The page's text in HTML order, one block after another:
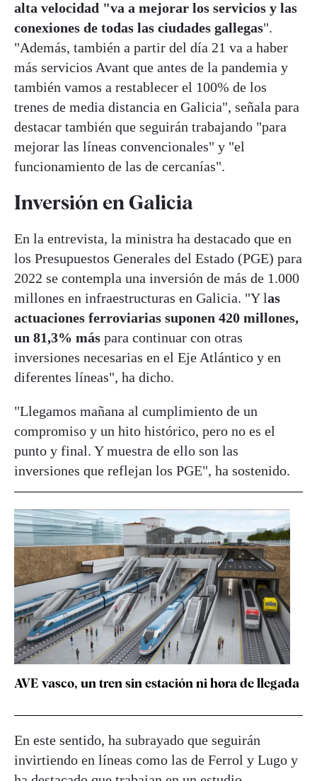
alta velocidad "va a mejorar los servicios y las
conexiones de todas las ciudades gallegas".
"Además, también a partir del día 21 va a haber
más servicios Avant que antes de la pandemia y
también vamos a restablecer el 100% de los
trenes de media distancia en Galicia", señala para
destacar también que seguirán trabajando "para
mejorar las líneas convencionales" y "el
funcionamiento de las de cercanías".
Inversión en Galicia
En la entrevista, la ministra ha destacado que en
los Presupuestos Generales del Estado (PGE) para
2022 se contempla una inversión de más de 1.000
millones en infraestructuras en Galicia. "Y las
actuaciones ferroviarias suponen 420 millones,
un 81,3% más para continuar con otras
inversiones necesarias en el Eje Atlántico y en
diferentes líneas", ha dicho.
"Llegamos mañana al cumplimiento de un
compromiso y un hito histórico, pero no es el
punto y final. Y muestra de ello son las
inversiones que reflejan los PGE", ha sostenido.
AVE vasco, un tren sin estación ni hora de llegada
En este sentido, ha subrayado que seguirán
invirtiendo en líneas como las de Ferrol y Lugo y